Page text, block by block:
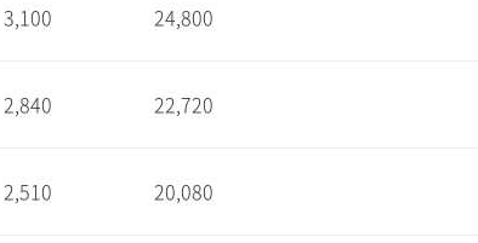
3,100 24,800
2,840 22,720
2,510 20,080